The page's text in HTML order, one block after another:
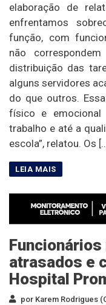
elaboração de
enfrentamos
função, com
não
distribuição das
alguns servidores
do que outros.
físico e
trabalho e até a
escola”, relatou. Os
atrasados e
Hospital
por Karem Rodrigues